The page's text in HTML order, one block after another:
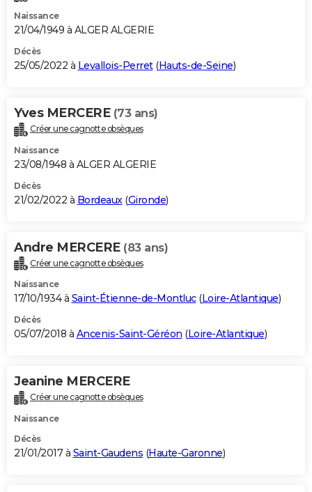
Naissance
21/04/1949 à ALGER ALGERIE
Décès
25/05/2022 à Levallois-Perret(Hauts-de-Seine)
Yves MERCERE (73 ans)
Créer une cagnotte obsèques
Naissance
23/08/1948 à ALGER ALGERIE
Décès
21/02/2022 à Bordeaux (Gironde)
Andre MERCERE (83 ans)
Créer une cagnotte obsèques
Naissance
17/10/1934 à Saint-Étienne-de-Montluc(Loire-Atlantique)
Décès
05/07/2018 à Ancenis-Saint-Géréon (Loire-Atlantique)
Jeanine MERCERE
Créer une cagnotte obsèques
Naissance
Décès
21/01/2017 à Saint-Gaudens (Haute-Garonne)